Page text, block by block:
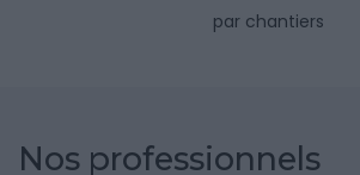
par chantiers
Nos professionnels